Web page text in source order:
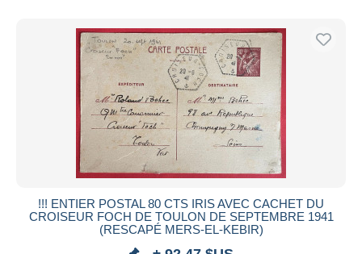
!!! ENTIER POSTAL 80 CTS IRIS AVEC CACHET DU
CROISEUR FOCH DE TOULON DE SEPTEMBRE 1941
(RESCAPÉ MERS-EL-KEBIR)